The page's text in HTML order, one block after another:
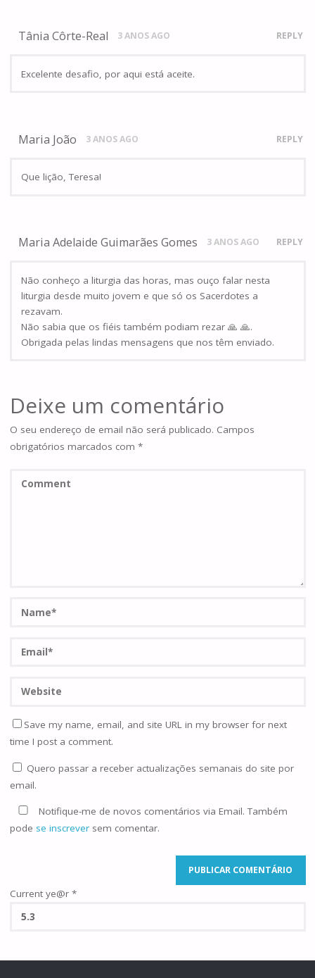
Tânia Côrte-Real 3 ANOS AGO REPLY
Excelente desafio, por aqui está aceite.
Maria João 3 ANOS AGO REPLY
Que lição, Teresa!
Maria Adelaide Guimarães Gomes 3 ANOS AGO REPLY
Não conheço a liturgia das horas, mas ouço falar nesta
liturgia desde muito jovem e que só os Sacerdotes a
rezavam.
Não sabia que os fiéis também podiam rezar 🙏 🙏.
Obrigada pelas lindas mensagens que nos têm enviado.
Deixe um comentário
O seu endereço de email não será publicado. Campos
obrigatórios marcados com *
Save my name, email, and site URL in my browser for next
time I post a comment.
Quero passar a receber actualizações semanais do site por
email.
Notifique-me de novos comentários via Email. Também
pode se inscreversem comentar.
Current ye@r *